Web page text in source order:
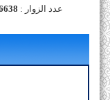
عدد الزوار :